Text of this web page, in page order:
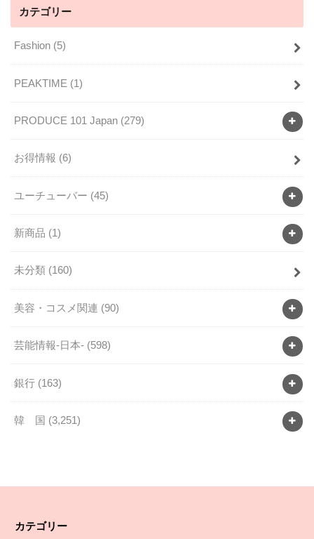
カテゴリー
Fashion (5)
PEAKTIME (1)
PRODUCE 101 Japan (279)
お得情報 (6)
ユーチューバー (45)
新商品 (1)
未分類 (160)
美容・コスメ関連 (90)
芸能情報-日本- (598)
銀行 (163)
韓 国 (3,251)
カテゴリー